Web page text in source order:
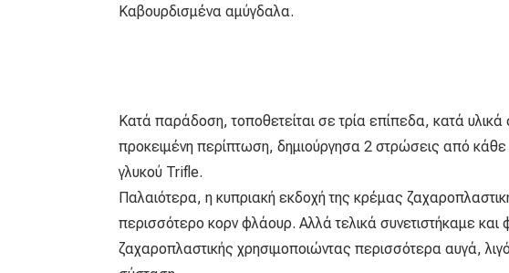
Καβουρδισμένα αμύγδαλα.
Κατά παράδοση, τοποθετείται σε τρία επίπεδα, κατά
προκειμένη περίπτωση, δημιούργησα 2 στρώσεις από κάθε
γλυκού Trifle.
Παλαιότερα, η κυπριακή εκδοχή της κρέμας
περισσότερο κορν φλάουρ. Αλλά τελικά συνετιστήκαμε και
ζαχαροπλαστικής χρησιμοποιώντας περισσότερα αυγά,